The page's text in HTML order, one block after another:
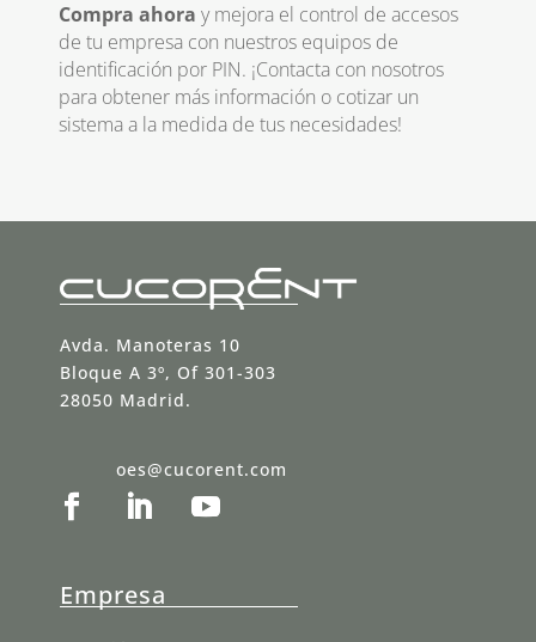
Compra ahora y mejora el control de accesos
de tu empresa con nuestros equipos de
identificación por PIN. ¡Contacta con nosotros
para obtener más información o cotizar un
sistema a la medida de tus necesidades!
Avda. Manoteras 10
Bloque A 3º, Of 301-303
28050 Madrid.
oes@cucorent.com
Empresa